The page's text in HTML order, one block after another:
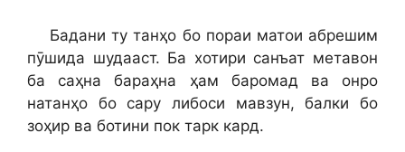
Бадани ту танҳо бо пораи матои абрешим
пӯшида шудааст. Ба хотири санъат метавон
ба саҳна бараҳна ҳам баромад ва онро
натанҳо бо сару либоси мавзун, балки бо
зоҳир ва ботини пок тарк кард.